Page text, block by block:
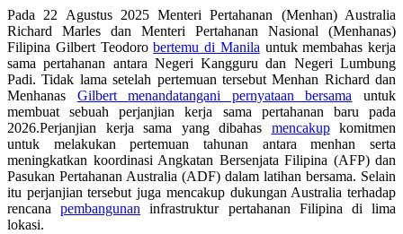
Pada 22 Agustus 2025 Menteri Pertahanan (Menhan) Australia
Richard Marles dan Menteri Pertahanan Nasional (Menhanas)
Filipina Gilbert Teodorobertemu di Manila untuk membahas kerja
sama pertahanan antara Negeri Kangguru dan Negeri Lumbung
Padi. Tidak lama setelah pertemuan tersebut Menhan Richard dan
Menhanas Gilbertmenandatangani pernyataan bersama
untuk
membuat sebuah perjanjian kerja sama pertahanan baru pada
2026.Perjanjian kerja sama yang dibahas mencakupkomitmen
untuk melakukan pertemuan tahunan antara menhanserta
meningkatkan koordinasi Angkatan Bersenjata Filipina (AFP) dan
Pasukan Pertahanan Australia (ADF) dalam latihan bersama. Selain
itu perjanjian tersebut juga mencakup dukungan Australia terhadap
rencanapembangunan infrastruktur pertahanan Filipina dilima
lokasi.